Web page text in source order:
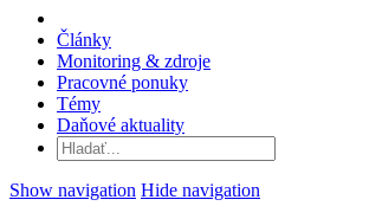
Články
Monitoring & zdroje
Pracovné ponuky
Témy
Daňové aktuality
Show navigation Hide navigation